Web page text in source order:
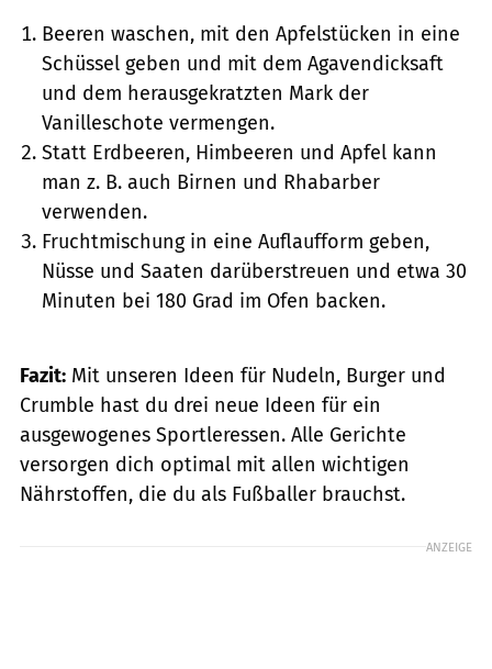
Beeren waschen, mit den Apfelstücken in eine
Schüssel geben und mit dem Agavendicksaft
und dem herausgekratzten Mark der
Vanilleschote vermengen.
Statt Erdbeeren, Himbeeren und Apfel kann
man z. B. auch Birnen und Rhabarber
verwenden.
Fruchtmischung in eine Auflaufform geben,
Nüsse und Saaten darüberstreuen und etwa 30
Minuten bei 180 Grad im Ofen backen.
Fazit: Mit unseren Ideen für Nudeln, Burger und
Crumble hast du drei neue Ideen für ein
ausgewogenes Sportleressen. Alle Gerichte
versorgen dich optimal mit allen wichtigen
Nährstoffen, die du als Fußballer brauchst.
ANZEIGE